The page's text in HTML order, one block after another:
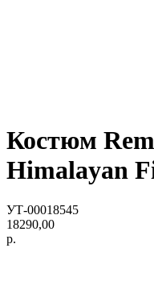
Костюм
Himalayan
УТ-00018545
18290,00
р.